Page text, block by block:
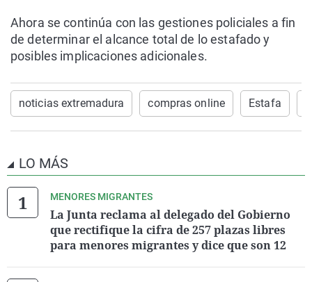
Ahora se continúa con las gestiones policiales a fin
de determinar el alcance total de lo estafado y
posibles implicaciones adicionales.
noticias extremadura compras online Estafa
LO MÁS
MENORES MIGRANTES
La Junta reclama al delegado del Gobierno
que rectifique la cifra de 257 plazas libres
para menores migrantes y dice que son 12